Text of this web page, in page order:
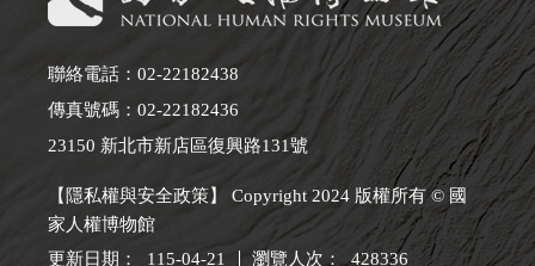
聯絡電話：02-22182438
傳真號碼：02-22182436
23150 新北市新店區復興路131號
【隱私權與安全政策】 Copyright 2024 版權所有 © 國
家人權博物館
更新日期：
115-04-21 瀏覽人次： 428336